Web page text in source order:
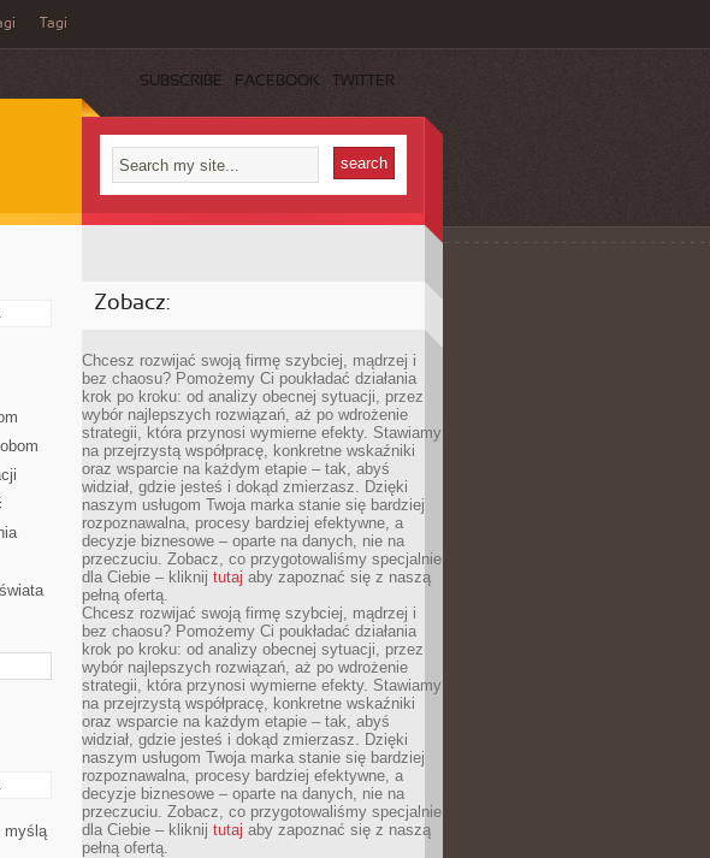
Tagi
SUBSCRIBE FACEBOOK TWITTER
myślą
Zobacz:
Chcesz rozwijać swoją firmę szybciej, mądrzej i
bez chaosu? Pomożemy Ci poukładać działania
krok po kroku: od analizy obecnej sytuacji, przez
wybór najlepszych rozwiązań, aż po wdrożenie
strategii, która przynosi wymierne efekty. Stawiamy
na przejrzystą współpracę, konkretne wskaźniki
oraz wsparcie na każdym etapie – tak, abyś
widział, gdzie jesteś i dokąd zmierzasz. Dzięki
naszym usługom Twoja marka stanie się bardziej
rozpoznawalna, procesy bardziej efektywne, a
decyzje biznesowe – oparte na danych, nie na
przeczuciu. Zobacz, co przygotowaliśmy specjalnie
dla Ciebie – kliknij tutaj aby zapoznać się z naszą
pełną ofertą.
Chcesz rozwijać swoją firmę szybciej, mądrzej i
bez chaosu? Pomożemy Ci poukładać działania
krok po kroku: od analizy obecnej sytuacji, przez
wybór najlepszych rozwiązań, aż po wdrożenie
strategii, która przynosi wymierne efekty. Stawiamy
na przejrzystą współpracę, konkretne wskaźniki
oraz wsparcie na każdym etapie – tak, abyś
widział, gdzie jesteś i dokąd zmierzasz. Dzięki
naszym usługom Twoja marka stanie się bardziej
rozpoznawalna, procesy bardziej efektywne, a
decyzje biznesowe – oparte na danych, nie na
przeczuciu. Zobacz, co przygotowaliśmy specjalnie
dla Ciebie – kliknij tutaj aby zapoznać się z naszą
pełną ofertą.